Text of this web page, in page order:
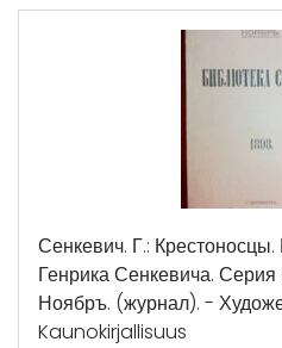
Сенкевич. Г.:
Генрика Сенкевича. Серия
Ноябръ. (журнал). -
Kaunokirjallisuus